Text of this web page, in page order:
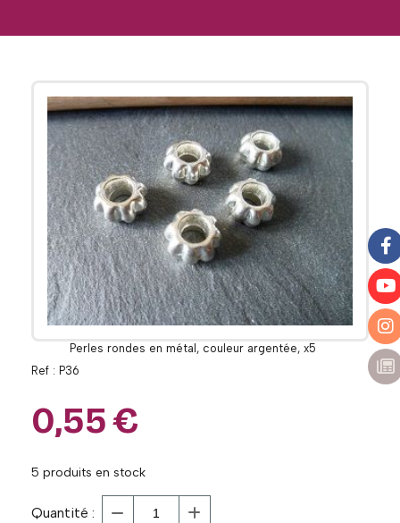
Perles rondes en métal, couleur argentée, x5
Ref : P36
0,55€
5 produits en stock
Quantité :